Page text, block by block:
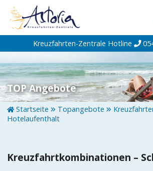
Startseite
Top-Angebote
Reiseziele
Themen
Reedereien
Über uns
Kreuzfahrten-Zentrale Hotline
TOP Angebote
Startseite Topangebote
Hotelaufenthalt
Kreuzfahrtkombinationen –